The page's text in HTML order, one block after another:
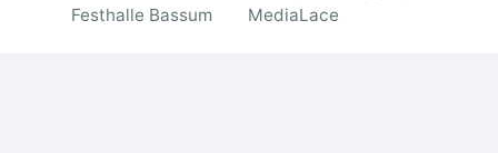
Festhalle Bassum
MediaLace